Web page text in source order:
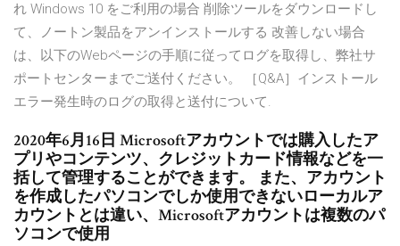
れ Windows 10 をご利用の場合 削除ツールをダウンロードし
て、ノートン製品をアンインストールする 改善しない場合
は、以下のWebページの手順に従ってログを取得し、弊社サ
ポートセンターまでご送付ください。 ［Q&A］インストール
エラー発生時のログの取得と送付について.
2020年6月16日 Microsoftアカウントでは購入したア
プリやコンテンツ、クレジットカード情報などを一
括して管理することができます。 また、アカウント
を作成したパソコンでしか使用できないローカルア
カウントとは違い、Microsoftアカウントは複数のパ
ソコンで使用